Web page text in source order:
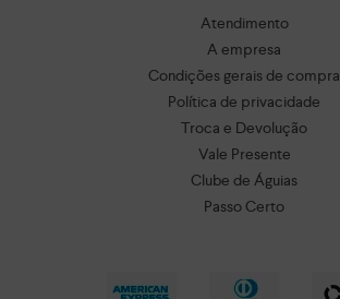
Atendimento
A empresa
Condições gerais de compra
Política de privacidade
Troca e Devolução
Vale Presente
Clube de Águias
Passo Certo